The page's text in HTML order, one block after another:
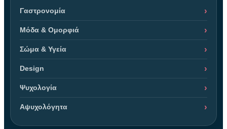
Γαστρονομία
Μόδα & Ομορφιά
Σώμα & Υγεία
Design
Ψυχολογία
Αψυχολόγητα